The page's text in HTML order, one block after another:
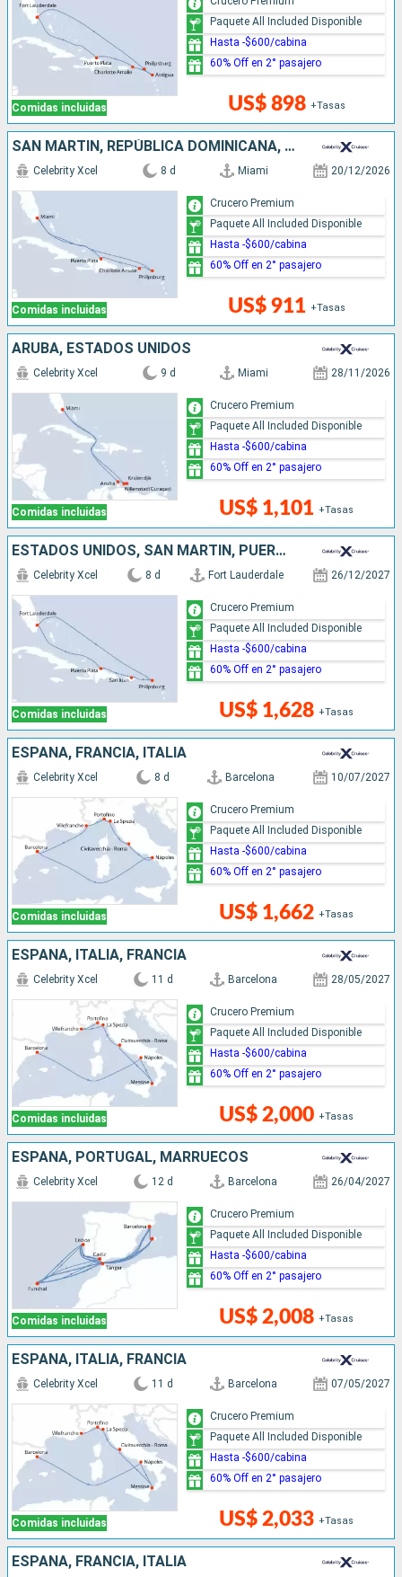
Comidas incluidas US$ 898 +Tasas
Paquete All Included Disponible
Hasta -$600/cabina
60% Off en 2° pasajero
SAN MARTÍN, REPÚBLICA DOMINICANA, ESTADOS UNIDOS
Comidas incluidas
Celebrity Xcel 8 d Miami 20/12/2026
US$ 911 +Tasas
Crucero Premium
Paquete All Included Disponible
Hasta -$600/cabina
60% Off en 2° pasajero
ARUBA, ESTADOS UNIDOS
Comidas incluidas
Celebrity Xcel 9 d Miami 28/11/2026
US$ 1,101 +Tasas
Crucero Premium
Paquete All Included Disponible
Hasta -$600/cabina
60% Off en 2° pasajero
ESTADOS UNIDOS, SAN MARTÍN, PUERTO RICO, REPÚBLICA DOMINICANA
Comidas incluidas
Celebrity Xcel 8 d Fort Lauderdale 26/12/2027
US$ 1,628 +Tasas
Crucero Premium
Paquete All Included Disponible
Hasta -$600/cabina
60% Off en 2° pasajero
ESPAÑA, FRANCIA, ITALIA
Comidas incluidas
Celebrity Xcel 8 d Barcelona 10/07/2027
US$ 1,662 +Tasas
Crucero Premium
Paquete All Included Disponible
Hasta -$600/cabina
60% Off en 2° pasajero
ESPAÑA, ITALIA, FRANCIA
Comidas incluidas
Celebrity Xcel 11 d Barcelona 28/05/2027
US$ 2,000 +Tasas
Crucero Premium
Paquete All Included Disponible
Hasta -$600/cabina
60% Off en 2° pasajero
ESPAÑA, PORTUGAL, MARRUECOS
Comidas incluidas
Celebrity Xcel 12 d Barcelona 26/04/2027
US$ 2,008 +Tasas
Crucero Premium
Paquete All Included Disponible
Hasta -$600/cabina
60% Off en 2° pasajero
ESPAÑA, ITALIA, FRANCIA
Comidas incluidas
Celebrity Xcel 11 d Barcelona 07/05/2027
US$ 2,033 +Tasas
Crucero Premium
Paquete All Included Disponible
Hasta -$600/cabina
60% Off en 2° pasajero
ESPAÑA, FRANCIA, ITALIA